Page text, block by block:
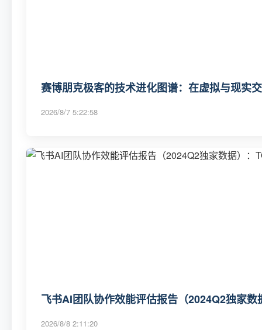
赛博朋克极客的技术进化图谱：在虚拟与现实
2026/8/7 5:22:58
飞书AI团队协作效能评估报告（2024Q2独家
2026/8/8 2:11:20